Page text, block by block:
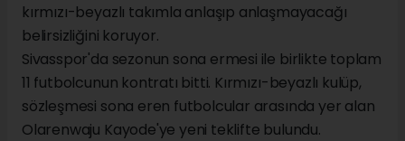
kırmızı-beyazlı takımla anlaşıp anlaşmayacağı
belirsizliğini koruyor.
Sivasspor'da sezonun sona ermesi ile birlikte toplam
11 futbolcunun kontratı bitti. Kırmızı-beyazlı kulüp,
sözleşmesi sona eren futbolcular arasında yer alan
Olarenwaju Kayode'ye yeni teklifte bulundu.